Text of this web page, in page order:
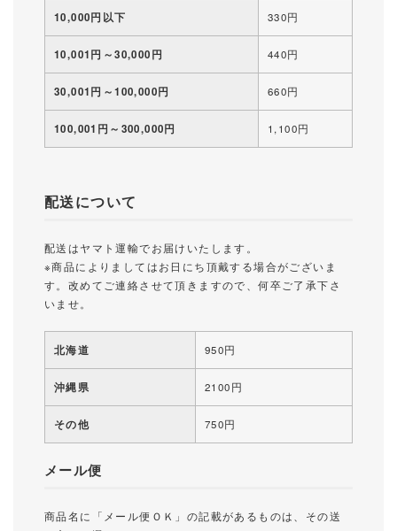
10,000円以下 330円
10,001円～30,000円 440円
30,001円～100,000円 660円
100,001円～300,000円 1,100円
配送について
配送はヤマト運輸でお届けいたします。
※商品によりましてはお日にち頂戴する場合がございま
す。改めてご連絡させて頂きますので、何卒ご了承下さ
いませ。
北海道 950円
沖縄県 2100円
その他 750円
メール便
商品名に「メール便ＯＫ」の記載があるものは、その送